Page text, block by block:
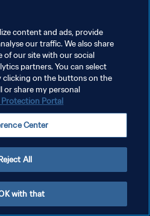
vorbehalten.
content and ads, provide
our traffic. We also share
our site with our social
partners. You can select
clicking on the buttons on the
or share my personal
Protection Portal
Center
All
with that